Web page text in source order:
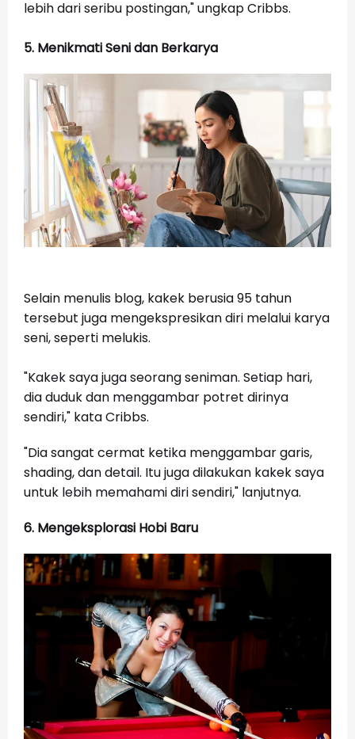
lebih dari seribu postingan," ungkap Cribbs.
5. Menikmati Seni dan Berkarya
Selain menulis blog, kakek berusia 95 tahun
tersebut juga mengekspresikan diri melalui karya
seni, seperti melukis.
"Kakek saya juga seorang seniman. Setiap hari,
dia duduk dan menggambar potret dirinya
sendiri," kata Cribbs.
"Dia sangat cermat ketika menggambar garis,
shading, dan detail. Itu juga dilakukan kakek saya
untuk lebih memahami diri sendiri," lanjutnya.
6. Mengeksplorasi Hobi Baru